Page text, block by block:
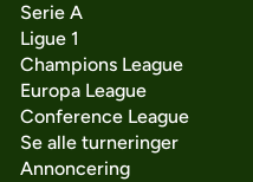
Serie A
Ligue 1
Champions League
Europa League
Conference League
Se alle turneringer
Annoncering